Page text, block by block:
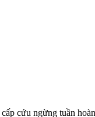
cứu ngừng tuần